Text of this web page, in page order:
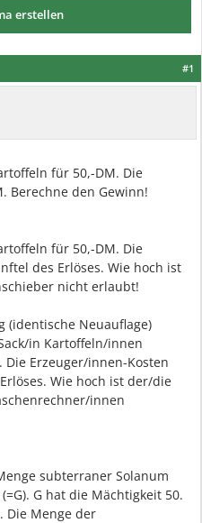
erstellen
#1
für 50,-DM. Die
Berechne den Gewinn!
für 50,-DM. Die
des Erlöses. Wie hoch ist
nicht erlaubt!
(identische Neuauflage)
in Kartoffeln/innen
Erzeuger/innen-Kosten
Wie hoch ist der/die
innen
subterraner Solanum
G hat die Mächtigkeit 50.
Die Menge der